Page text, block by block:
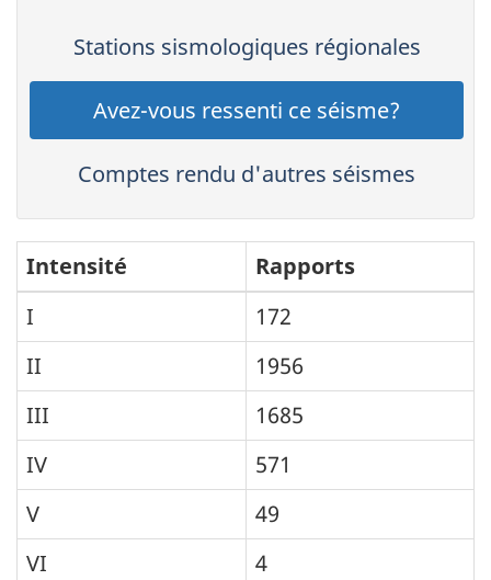
Stations sismologiques régionales
Avez-vous ressenti ce séisme?
Comptes rendu d'autres séismes
Intensité
Rapports
I
172
II
1956
III
1685
IV
571
V
49
VI
4